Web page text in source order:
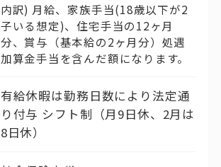
内訳) 月給、家族手当(18歳以下が2
子いる想定)、住宅手当の12ヶ月
分、賞与（基本給の2ヶ月分）処遇
加算金手当を含んだ額になります。
有給休暇は勤務日数により法定通
り付与 シフト制（月9日休、2月は
8日休）